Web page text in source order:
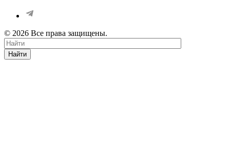
© 2026 Все права защищены.
Найти